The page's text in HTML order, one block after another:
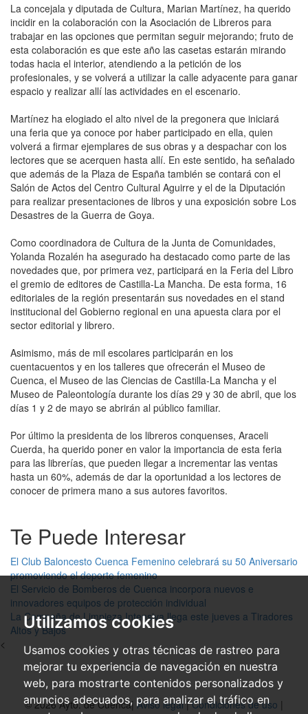
Utilizamos cookies
Usamos cookies y otras técnicas de rastreo para
mejorar tu experiencia de navegación en nuestra
web, para mostrarte contenidos personalizados y
anuncios adecuados, para analizar el tráfico en
La concejala y diputada de Cultura, Marian Martínez, ha querido
incidir en la colaboración con la Asociación de Libreros para
trabajar en las opciones que permitan seguir mejorando; fruto de
esta colaboración es que este año las casetas estarán mirando
todas hacia el interior, atendiendo a la petición de los
profesionales, y se volverá a utilizar la calle adyacente para ganar
espacio y realizar allí las actividades en el escenario.
Martínez ha elogiado el alto nivel de la pregonera que iniciará
una feria que ya conoce por haber participado en ella, quien
volverá a firmar ejemplares de sus obras y a despachar con los
lectores que se acerquen hasta allí. En este sentido, ha señalado
que además de la Plaza de España también se contará con el
Salón de Actos del Centro Cultural Aguirre y el de la Diputación
para realizar presentaciones de libros y una exposición sobre Los
Desastres de la Guerra de Goya.
Como coordinadora de Cultura de la Junta de Comunidades,
Yolanda Rozalén ha asegurado ha destacado como parte de las
novedades que, por primera vez, participará en la Feria del Libro
el gremio de editores de Castilla-La Mancha. De esta forma, 16
editoriales de la región presentarán sus novedades en el stand
institucional del Gobierno regional en una apuesta clara por el
sector editorial y librero.
Asimismo, más de mil escolares participarán en los
cuentacuentos y en los talleres que ofrecerán el Museo de
Cuenca, el Museo de las Ciencias de Castilla-La Mancha y el
Museo de Paleontología durante los días 29 y 30 de abril, que los
días 1 y 2 de mayo se abrirán al público familiar.
Por último la presidenta de los libreros conquenses, Araceli
Cuerda, ha querido poner en valor la importancia de esta feria
para las librerías, que pueden llegar a incrementar las ventas
hasta un 60%, además de dar la oportunidad a los lectores de
conocer de primera mano a sus autores favoritos.
Te Puede Interesar
El Club Baloncesto Cuenca Femenino celebrará su 50 Aniversario
promoviendo el deporte femenino
El Servicio de Bomberos de Cuenca incorpora nuevos e
innovadores equipos de protección individual
La Campaña de Limpieza Intensiva llega este jueves a Tiradores
Altos y Bajos
<
© 2026 Ayto. de Cuenca| Aviso legal|Condiciones de uso |